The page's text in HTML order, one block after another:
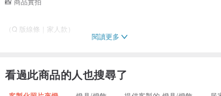
（Q 版線條｜家人款）
・客製化藍芽喇叭夜燈
閱讀更多
看過此商品的人也搜尋了